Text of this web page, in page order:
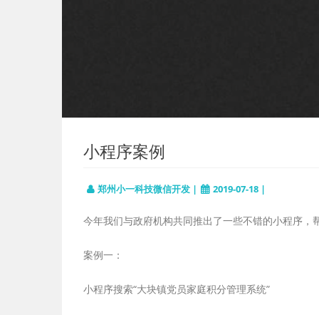
小程序案例
郑州小一科技微信开发 | 2019-07-18 |
今年我们与政府机构共同推出了一些不错的小程序
案例一：
小程序搜索“大块镇党员家庭积分管理系统”